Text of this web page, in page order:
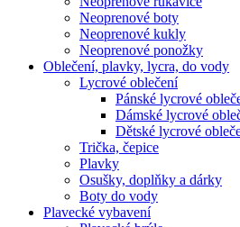
Neoprenové boty
Neoprenové kukly
Neoprenové ponožky
Oblečení, plavky, lycra, do vody
Lycrové oblečení
Pánské lycrové
Dámské lycrové
Dětské lycrové
Trička, čepice
Plavky
Osušky, doplňky a dárky
Boty do vody
Plavecké vybavení